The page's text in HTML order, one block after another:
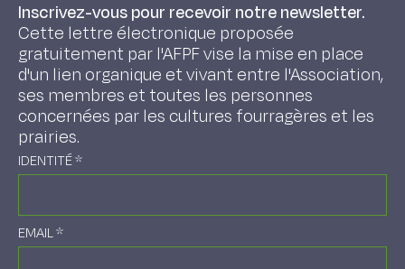
Inscrivez-vous pour recevoir notre newsletter.
Cette lettre électronique proposée
gratuitement par l'AFPF vise la mise en place
d'un lien organique et vivant entre l'Association,
ses membres et toutes les personnes
concernées par les cultures fourragères et les
prairies.
IDENTITÉ*
EMAIL*